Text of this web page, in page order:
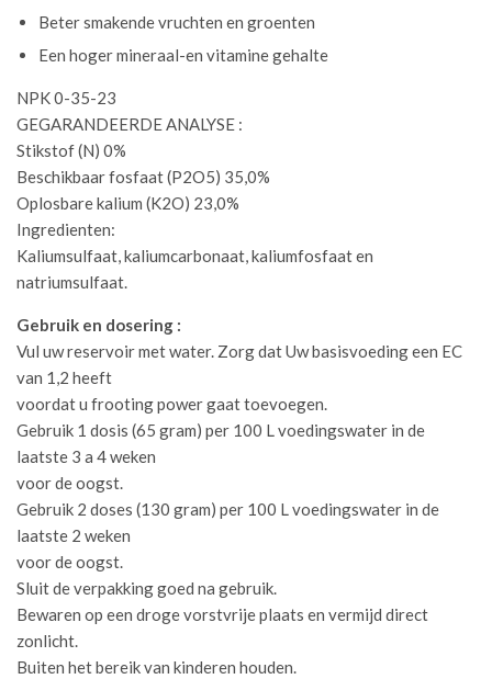
Beter smakende vruchten en groenten
Een hoger mineraal-en vitamine gehalte
NPK 0-35-23
GEGARANDEERDE ANALYSE :
Stikstof (N) 0%
Beschikbaar fosfaat (P2O5) 35,0%
Oplosbare kalium (K2O) 23,0%
Ingredienten:
Kaliumsulfaat, kaliumcarbonaat, kaliumfosfaat en
natriumsulfaat.
Gebruik en dosering :
Vul uw reservoir met water. Zorg dat Uw basisvoeding een EC
van 1,2 heeft
voordat u frooting power gaat toevoegen.
Gebruik 1 dosis (65 gram) per 100 L voedingswater in de
laatste 3 a 4 weken
voor de oogst.
Gebruik 2 doses (130 gram) per 100 L voedingswater in de
laatste 2 weken
voor de oogst.
Sluit de verpakking goed na gebruik.
Bewaren op een droge vorstvrije plaats en vermijd direct
zonlicht.
Buiten het bereik van kinderen houden.